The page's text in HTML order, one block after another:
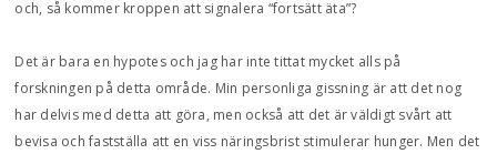
och, så kommer kroppen att signalera “fortsätt äta”?
Det är bara en hypotes och jag har inte tittat mycket alls på
forskningen på detta område. Min personliga gissning är att det nog
har delvis med detta att göra, men också att det är väldigt svårt att
bevisa och fastställa att en viss näringsbrist stimulerar hunger. Men det